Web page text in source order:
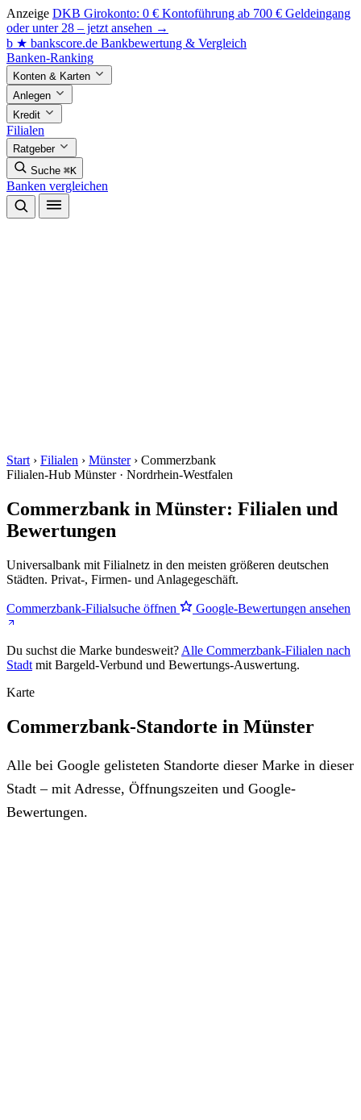
Anzeige DKB Girokonto: 0 € Kontoführung ab 700 € Geldeingang
oder unter 28 – jetzt ansehen →
b ★ bankscore.de Bankbewertung & Vergleich
Banken-Ranking
Konten & Karten
Anlegen
Kredit
Filialen
Ratgeber
Suche ⌘K
Banken vergleichen
Start › Filialen › Münster › Commerzbank
Filialen-Hub Münster · Nordrhein-Westfalen
Commerzbank in Münster: Filialen und
Bewertungen
Universalbank mit Filialnetz in den meisten größeren deutschen
Städten. Privat-, Firmen- und Anlagegeschäft.
Commerzbank-Filialsuche öffnen Google-Bewertungen ansehen
Du suchst die Marke bundesweit? Alle Commerzbank-Filialen nach
Stadt mit Bargeld-Verbund und Bewertungs-Auswertung.
Karte
Commerzbank-Standorte in Münster
Alle bei Google gelisteten Standorte dieser Marke in dieser
Stadt – mit Adresse, Öffnungszeiten und Google-
Bewertungen.